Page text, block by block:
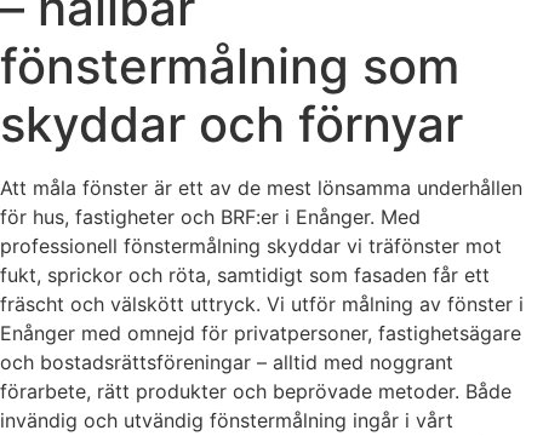
fönstermålning som
skyddar och förnyar
Att måla fönster är ett av de mest lönsamma underhållen
för hus, fastigheter och BRF:er i Enånger. Med
professionell fönstermålning skyddar vi träfönster mot
fukt, sprickor och röta, samtidigt som fasaden får ett
fräscht och välskött uttryck. Vi utför målning av fönster i
Enånger med omnejd för privatpersoner, fastighetsägare
och bostadsrättsföreningar – alltid med noggrant
förarbete, rätt produkter och beprövade metoder. Både
invändig och utvändig fönstermålning ingår i vårt